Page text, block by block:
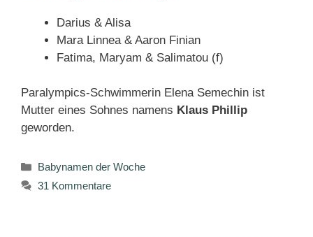
Darius & Alisa
Mara Linnea & Aaron Finian
Fatima, Maryam & Salimatou (f)
Paralympics-Schwimmerin Elena Semechin ist
Mutter eines Sohnes namens Klaus Phillip
geworden.
Kategorien
Babynamen der Woche
31 Kommentare